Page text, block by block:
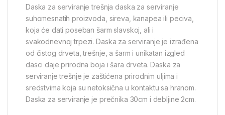
Daska za serviranje trešnja daska za serviranje
suhomesnatih proizvoda, sireva, kanapea ili peciva,
koja će dati poseban šarm slavskoj, ali i
svakodnevnoj trpezi. Daska za serviranje je izrađena
od čistog drveta, trešnje, a šarm i unikatan izgled
dasci daje prirodna boja i šara drveta. Daska za
serviranje trešnje je zaštićena prirodnim uljima i
sredstvima koja su netoksična u kontaktu sa hranom.
Daska za serviranje je prečnika 30cm i debljine 2cm.